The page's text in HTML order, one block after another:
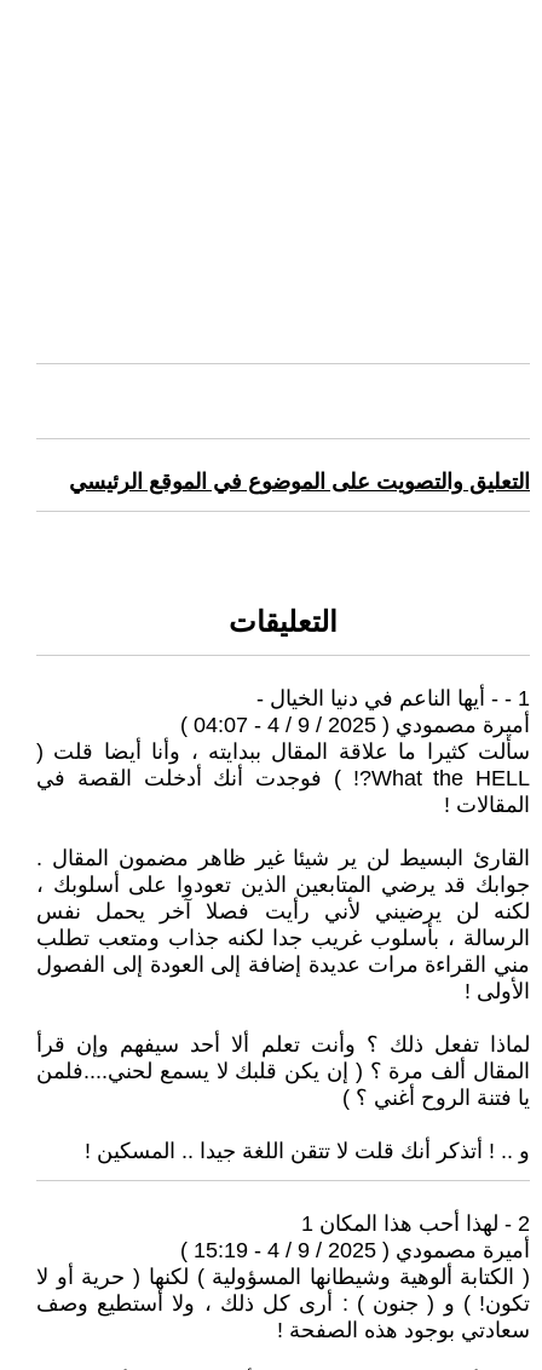
التعليق والتصويت على الموضوع في الموقع الرئيسي
التعليقات
1 - - أيها الناعم في دنيا الخيال -
أميرة مصمودي ( 2025 / 9 / 4 - 04:07 )
سألت كثيرا ما علاقة المقال ببدايته ، وأنا أيضا قلت (
What the HELL?! ) فوجدت أنك أدخلت القصة في
المقالات !
القارئ البسيط لن ير شيئا غير ظاهر مضمون المقال .
جوابك قد يرضي المتابعين الذين تعودوا على أسلوبك ،
لكنه لن يرضيني لأني رأيت فصلا آخر يحمل نفس
الرسالة ، بأسلوب غريب جدا لكنه جذاب ومتعب تطلب
مني القراءة مرات عديدة إضافة إلى العودة إلى الفصول
الأولى !
لماذا تفعل ذلك ؟ وأنت تعلم ألا أحد سيفهم وإن قرأ
المقال ألف مرة ؟ ( إن يكن قلبك لا يسمع لحني....فلمن
يا فتنة الروح أغني ؟ )
و .. ! أتذكر أنك قلت لا تتقن اللغة جيدا .. المسكين !
2 - لهذا أحب هذا المكان 1
أميرة مصمودي ( 2025 / 9 / 4 - 15:19 )
( الكتابة ألوهية وشيطانها المسؤولية ) لكنها ( حرية أو لا
تكون! ) و ( جنون ) : أرى كل ذلك ، ولا أستطيع وصف
سعادتي بوجود هذه الصفحة !